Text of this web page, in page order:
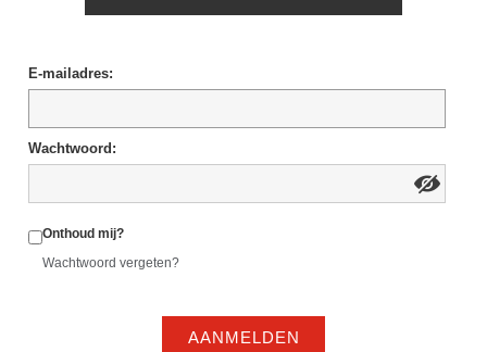
E-mailadres:
Wachtwoord:
Onthoud mij?
Wachtwoord vergeten?
AANMELDEN